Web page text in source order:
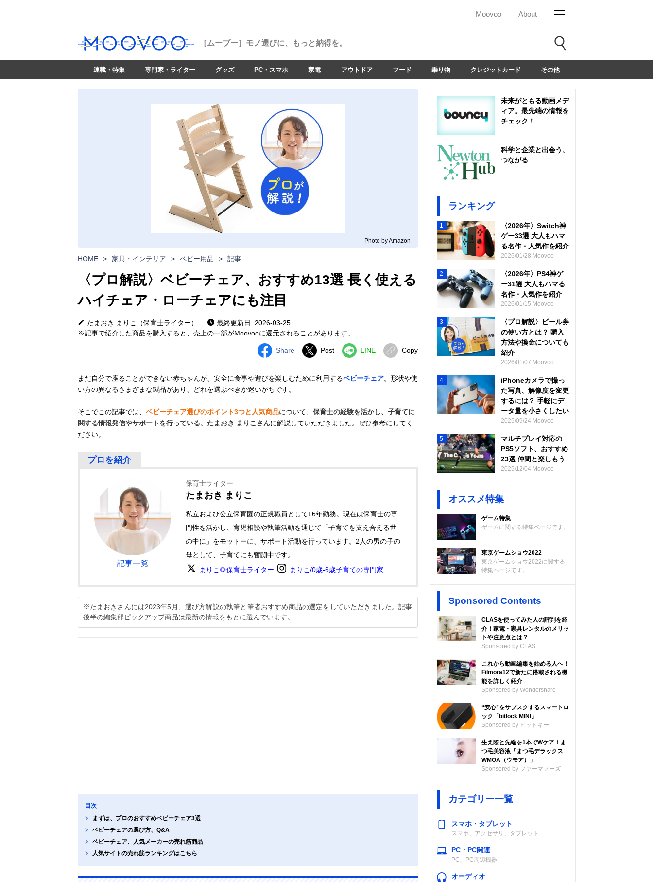
Moovoo About
［ムーブー］ モノ選びに、もっと納得を。
連載・特集 専門家・ライター グッズ PC・スマホ 家電 アウトドア フード 乗り物 クレジットカード その他
Photo by Amazon
HOME > 家具・インテリア > ベビー用品 > 記事
〈プロ解説〉ベビーチェア、おすすめ13選 長く使える
ハイチェア・ローチェアにも注目
たまおき まりこ（保育士ライター）
最終更新日: 2026-03-25
※記事で紹介した商品を購入すると、売上の一部がMoovooに還元されることがあります。
Share Post LINE Copy
まだ自分で座ることができない赤ちゃんが、安全に食事や遊びを楽しむために利用するベビーチェア。形状や使
い方の異なるさまざまな製品があり、どれを選ぶべきか迷いがちです。
そこでこの記事では、 ベビーチェア選びのポイント3つと人気商品について、 保育士の経験を活かし、子育てに
関する情報発信やサポートを行っている、たまおき まりこさんに解説していただきました。ぜひ参考にしてく
ださい。
記事一覧
保育士ライター
たまおき まりこ
私立および公立保育園の正規職員として16年勤務。現在は保育士の専
門性を活かし、育児相談や執筆活動を通じて「子育てを支え合える世
の中に」をモットーに、サポート活動を行っています。2人の男の子の
母として、子育てにも奮闘中です。
まりこ🌻保育士ライター
まりこ/0歳-6歳子育ての専門家
※たまおきさんには2023年5月、選び方解説の執筆と筆者おすすめ商品の選定をしていただきました。記事
後半の編集部ピックアップ商品は最新の情報をもとに選んでいます。
目次
まずは、プロのおすすめベビーチェア3選
ベビーチェアの選び方、Q&A
ベビーチェア、人気メーカーの売れ筋商品
人気サイトの売れ筋ランキングはこちら
未来がともる動画メデ
ィア。最先端の情報を
チェック！
科学と企業と出会う、
つながる
ランキング
1
〈2026年〉Switch神
ゲー33選 大人もハマ
る名作・人気作を紹介
2026/01/28 Moovoo
2
〈2026年〉PS4神ゲ
ー31選 大人もハマる
名作・人気作を紹介
2026/01/15 Moovoo
3
〈プロ解説〉ビール券
の使い方とは？ 購入
方法や換金についても
紹介
2026/01/07 Moovoo
4
iPhoneカメラで撮っ
た写真、解像度を変更
するには？ 手軽にデ
ータ量を小さくしたい
2025/09/24 Moovoo
5
マルチプレイ対応の
PS5ソフト、おすすめ
23選 仲間と楽しもう
2025/12/04 Moovoo
オススメ特集
ゲーム特集
ゲームに関する特集ページです。
東京ゲームショウ2022
東京ゲームショウ2022に関する
特集ページです。
Sponsored Contents
CLASを使ってみた人の評判を紹
介！家電・家具レンタルのメリッ
トや注意点とは？
Sponsored by CLAS
これから動画編集を始める人へ！
Filmora12で新たに搭載される機
能を詳しく紹介
Sponsored by Wondershare
“安心”をサブスクするスマートロ
ック「bitlock MINI」
Sponsored by ビットキー
生え際と先端を1本でWケア！ま
つ毛美容液「まつ毛デラックス
WMOA（ウモア）」
Sponsored by ファーマフーズ
カテゴリー一覧
スマホ・タブレット
スマホ、アクセサリ、タブレット
PC・PC関連
PC、PC周辺機器
オーディオ